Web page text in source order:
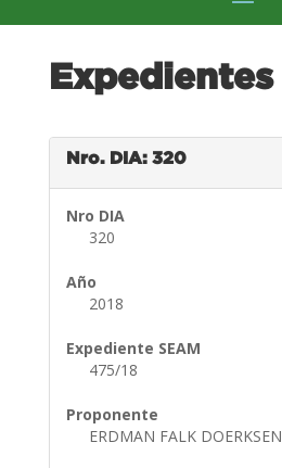
Expedientes
Nro. DIA: 320
Nro DIA
320
Año
2018
Expediente SEAM
475/18
Proponente
ERDMAN FALK DOERKSEN